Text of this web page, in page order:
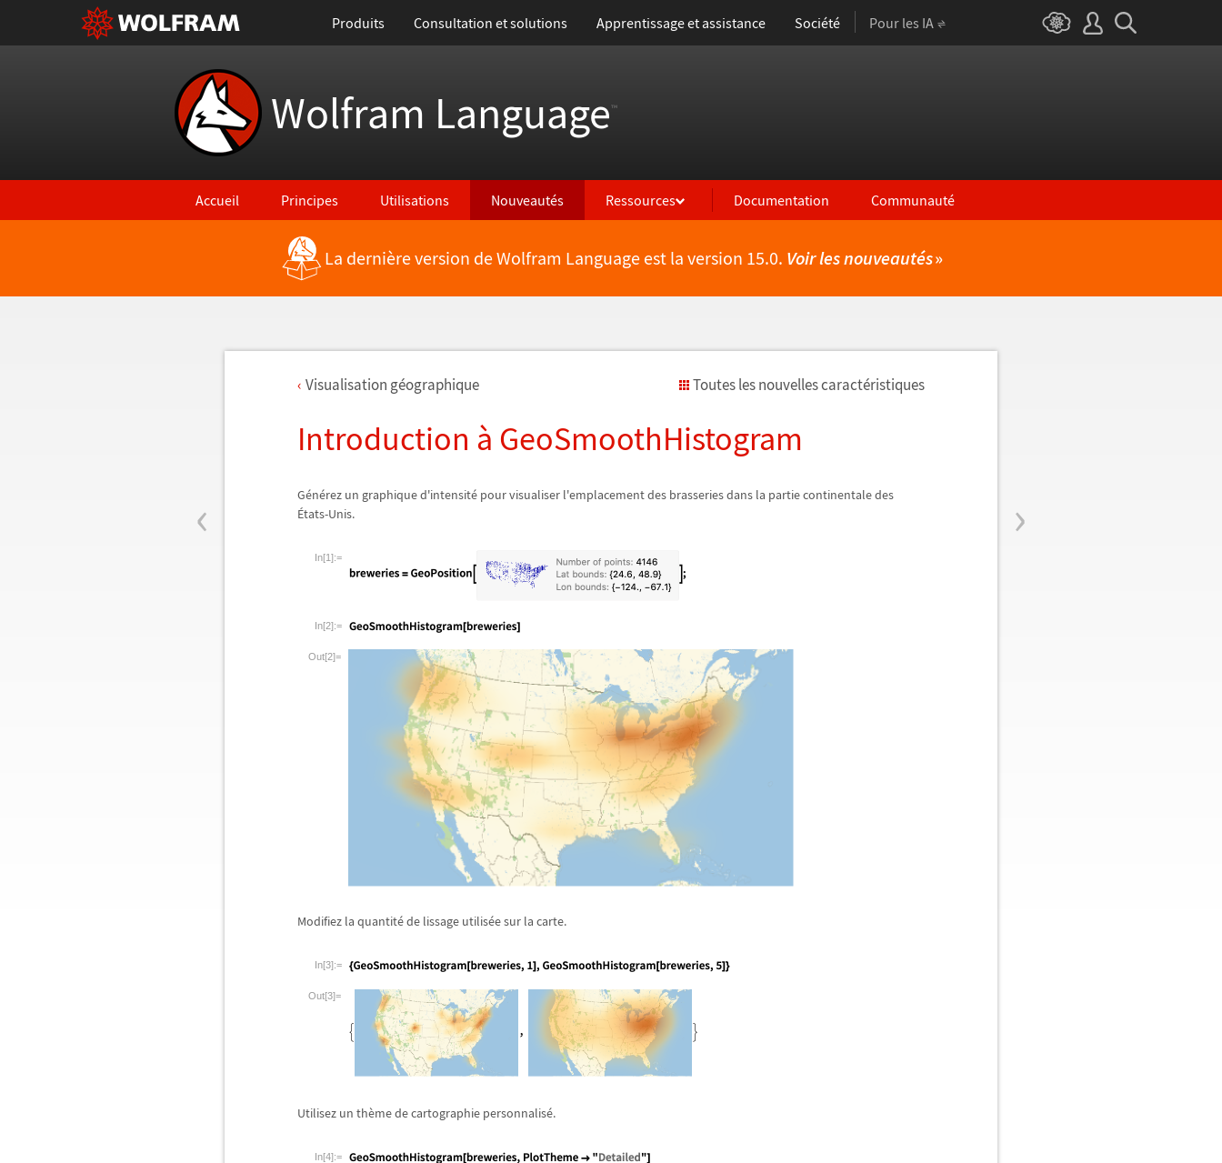
Produits Consultation et solutions Apprentissage et assistance Société Pour les IA
Wolfram Language™
Accueil Principes Utilisations Nouveautés Ressources Documentation Communauté
La dernière version de Wolfram Language est la version 15.0. Voir les nouveautés»
‹ ›
Visualisation géographique Toutes les nouvelles caractéristiques
Introduction à GeoSmoothHistogram
Générez un graphique d'intensité pour visualiser l'emplacement des brasseries dans la partie continentale des
États-Unis.
In[1]:=
In[2]:=
Out[2]=
Modifiez la quantitéde lissage utilisée sur la carte.
In[3]:=
Out[3]=
Utilisez un thème de cartographie personnalisé.
In[4]:=